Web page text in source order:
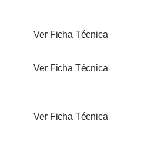
Ver Ficha Técnica
Ver Ficha Técnica
Ver Ficha Técnica